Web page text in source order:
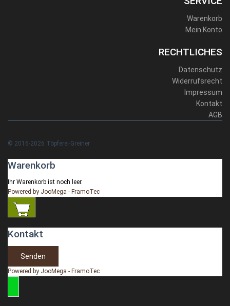
Warenkorb
Mein Konto
RECHTLICHES
Datenschutz
Widerrufsrecht
Impressum
Kontakt
AGB
© 2016-2026 Töpferei-Greiner
Warenkorb
Ihr Warenkorb ist noch leer.
Powered by JooMega - FramoTec
Kontakt
Senden
Powered by JooMega - FramoTec